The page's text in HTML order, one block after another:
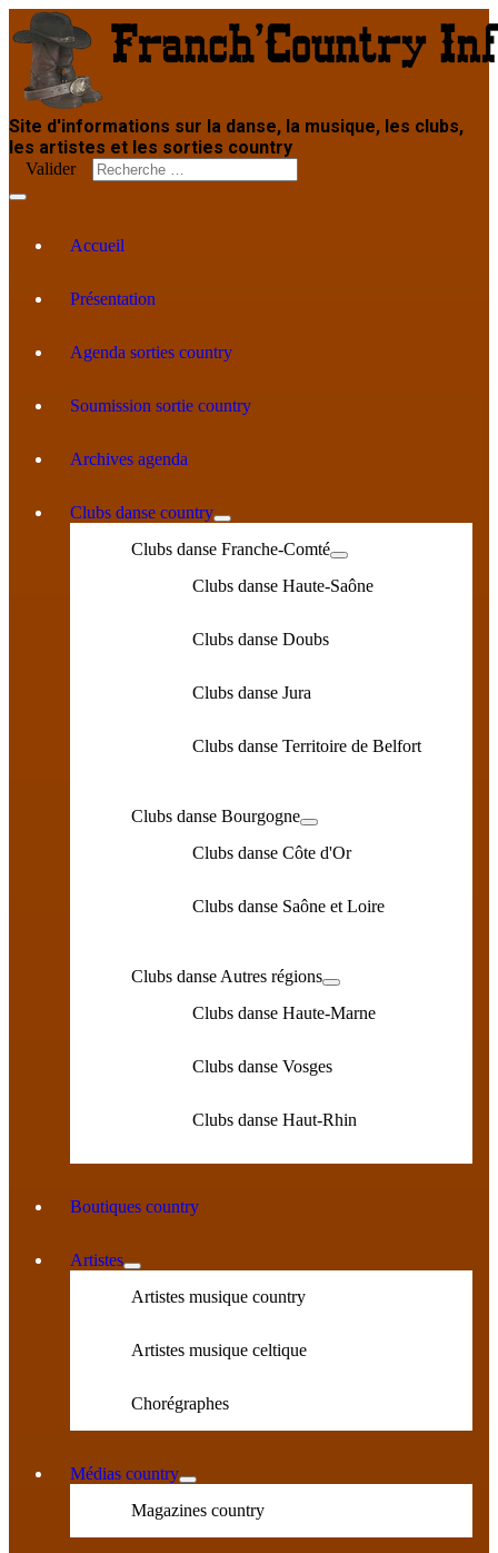
Site d'informations sur la danse, la musique, les clubs,
les artistes et les sorties country
Valider
Accueil
Présentation
Agenda sorties country
Soumission sortie country
Archives agenda
Clubs danse country
Clubs danse Franche-Comté
Clubs danse Haute-Saône
Clubs danse Doubs
Clubs danse Jura
Clubs danse Territoire de Belfort
Clubs danse Bourgogne
Clubs danse Côte d'Or
Clubs danse Saône et Loire
Clubs danse Autres régions
Clubs danse Haute-Marne
Clubs danse Vosges
Clubs danse Haut-Rhin
Boutiques country
Artistes
Artistes musique country
Artistes musique celtique
Chorégraphes
Médias country
Magazines country